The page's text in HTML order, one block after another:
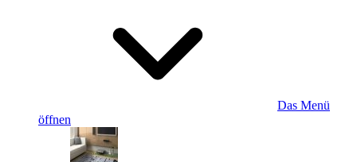
Das Menü
öffnen